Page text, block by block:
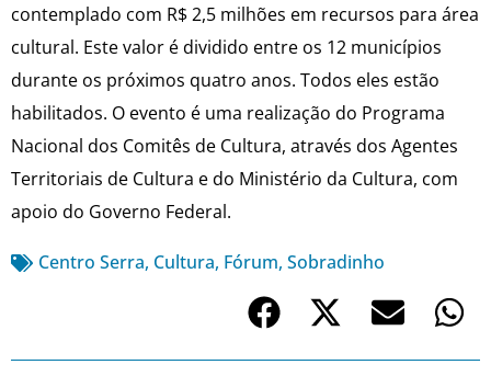
contemplado com R$ 2,5 milhões em recursos para área
cultural. Este valor é dividido entre os 12 municípios
durante os próximos quatro anos. Todos eles estão
habilitados. O evento é uma realização do Programa
Nacional dos Comitês de Cultura, através dos Agentes
Territoriais de Cultura e do Ministério da Cultura, com
apoio do Governo Federal.
Centro Serra, Cultura, Fórum, Sobradinho